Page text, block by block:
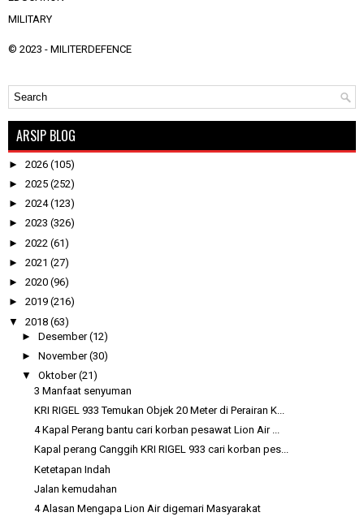
MILITARY
© 2023 - MILITERDEFENCE
ARSIP BLOG
► 2026 (105)
► 2025 (252)
► 2024(123)
► 2023 (326)
► 2022 (61)
► 2021 (27)
► 2020 (96)
► 2019 (216)
▼ 2018 (63)
► Desember(12)
► November(30)
▼ Oktober(21)
3 Manfaat senyuman
KRI RIGEL 933 Temukan Objek 20 Meter di Perairan K...
4 Kapal Perang bantu cari korban pesawat Lion Air ...
Kapal perang Canggih KRI RIGEL 933 cari korban pes...
Ketetapan Indah
Jalan kemudahan
4 Alasan Mengapa Lion Air digemari Masyarakat